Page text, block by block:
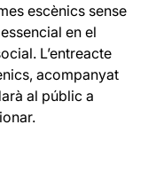
escènics sense
en el
L’entreacte
acompanyat
al públic a